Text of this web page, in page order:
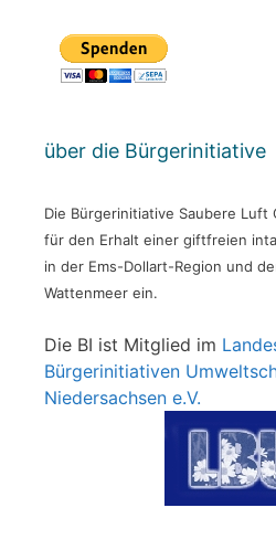
über die Bürgerinitiative
Die Bürgerinitiative Saubere
für den Erhalt einer giftfreien
in der Ems-Dollart-Region und
Wattenmeer ein.
Die BI ist Mitglied im
Bürgerinitiativen
Niedersachsen e.V.